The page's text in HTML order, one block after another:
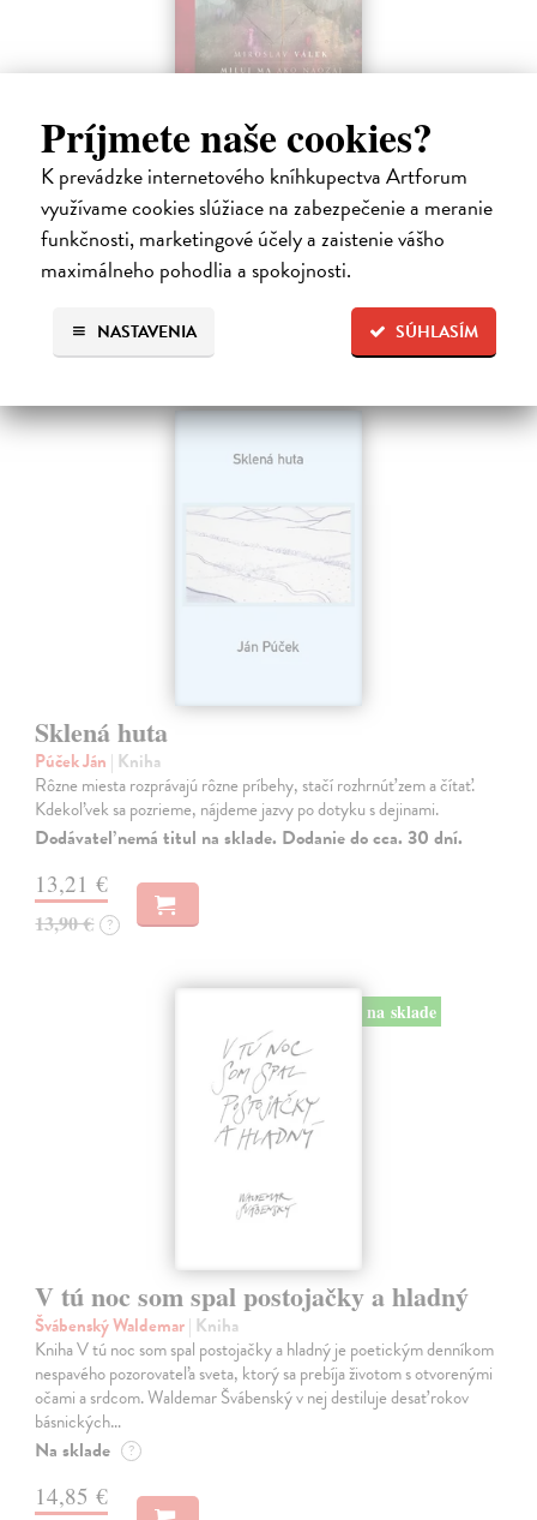
Príjmete naše cookies?
K prevádzke internetového kníhkupectva Artforum
využívame cookies slúžiace na zabezpečenie a meranie
funkčnosti, marketingové účely a zaistenie vášho
maximálneho pohodlia a spokojnosti.
SÚHLASÍM
NASTAVENIA
Miluj ma ako naozaj
Válek Miroslav| Kniha
HRANICA MEDZI NÁDEJOU A SEBAKLAMOM
SLOVENSKÉHO KLASIKA. Nemýlia sa tí, ktorí v básnikovi
Miroslavovi Válkovi (1927 – 1991) vidia deziluzívneho analytika
ľudskej situácie.
Na sklade ?
33,85 €
34,90 € ?
Sklená huta
Púček Ján | Kniha
Rôzne miesta rozprávajú rôzne príbehy, stačí rozhrnúť zem a čítať.
Kdekoľvek sa pozrieme, nájdeme jazvy po dotyku s dejinami.
Dodávateľ nemá titul na sklade. Dodanie do cca. 30 dní.
13,21 €
13,90 € ?
na sklade
V tú noc som spal postojačky a hladný
Švábenský Waldemar| Kniha
Kniha V tú noc som spal postojačky a hladný je poetickým denníkom
nespavého pozorovateľa sveta, ktorý sa prebíja životom s otvorenými
očami a srdcom. Waldemar Švábenský v nej destiluje desať rokov
básnických…
Na sklade ?
14,85 €